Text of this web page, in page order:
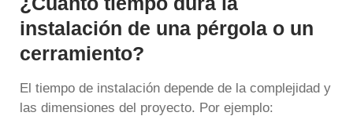
instalación de una pérgola o un
cerramiento?
El tiempo de instalación depende de la complejidad y
las dimensiones del proyecto. Por ejemplo: